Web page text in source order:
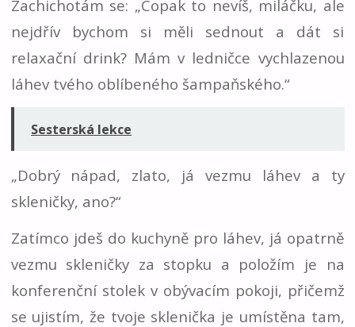
Zachichotám se: „Copak to nevíš, miláčku, ale
nejdřív bychom si měli sednout a dát si
relaxační drink? Mám v ledničce vychlazenou
láhev tvého oblíbeného šampaňského.“
Sesterská lekce
„Dobrý nápad, zlato, já vezmu láhev a ty
skleničky, ano?“
Zatímco jdeš do kuchyně pro láhev, já opatrně
vezmu skleničky za stopku a položím je na
konferenční stolek v obývacím pokoji, přičemž
se ujistím, že tvoje sklenička je umístěna tam,